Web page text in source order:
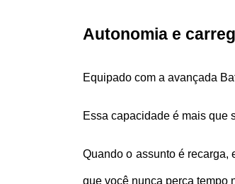
Autonomia e
Equipado com a avançada
Essa capacidade é mais que
Quando o assunto é
que você nunca perca tempo